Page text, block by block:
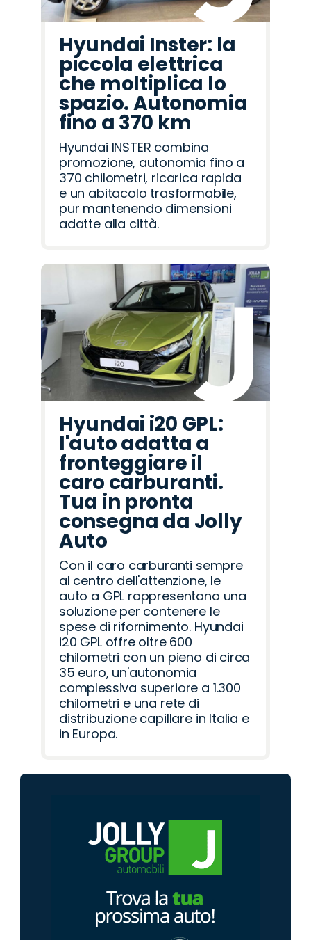
Hyundai Inster: la
piccola elettrica
che moltiplica lo
spazio. Autonomia
fino a 370 km
Hyundai INSTER combina
promozione, autonomia fino a
370 chilometri, ricarica rapida
e un abitacolo trasformabile,
pur mantenendo dimensioni
adatte alla città.
Hyundai i20 GPL:
l'auto adatta a
fronteggiare il
caro carburanti.
Tua in pronta
consegna da Jolly
Auto
Con il caro carburanti sempre
al centro dell'attenzione, le
auto a GPL rappresentano una
soluzione per contenere le
spese di rifornimento. Hyundai
i20 GPL offre oltre 600
chilometri con un pieno di circa
35 euro, un'autonomia
complessiva superiore a 1.300
chilometri e una rete di
distribuzione capillare in Italia e
in Europa.